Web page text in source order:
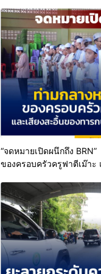
“จดหมายเปิดผนึกถึง
ของครอบครัวครูฟาตีเม๊าะ